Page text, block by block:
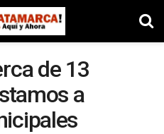
de 13
a